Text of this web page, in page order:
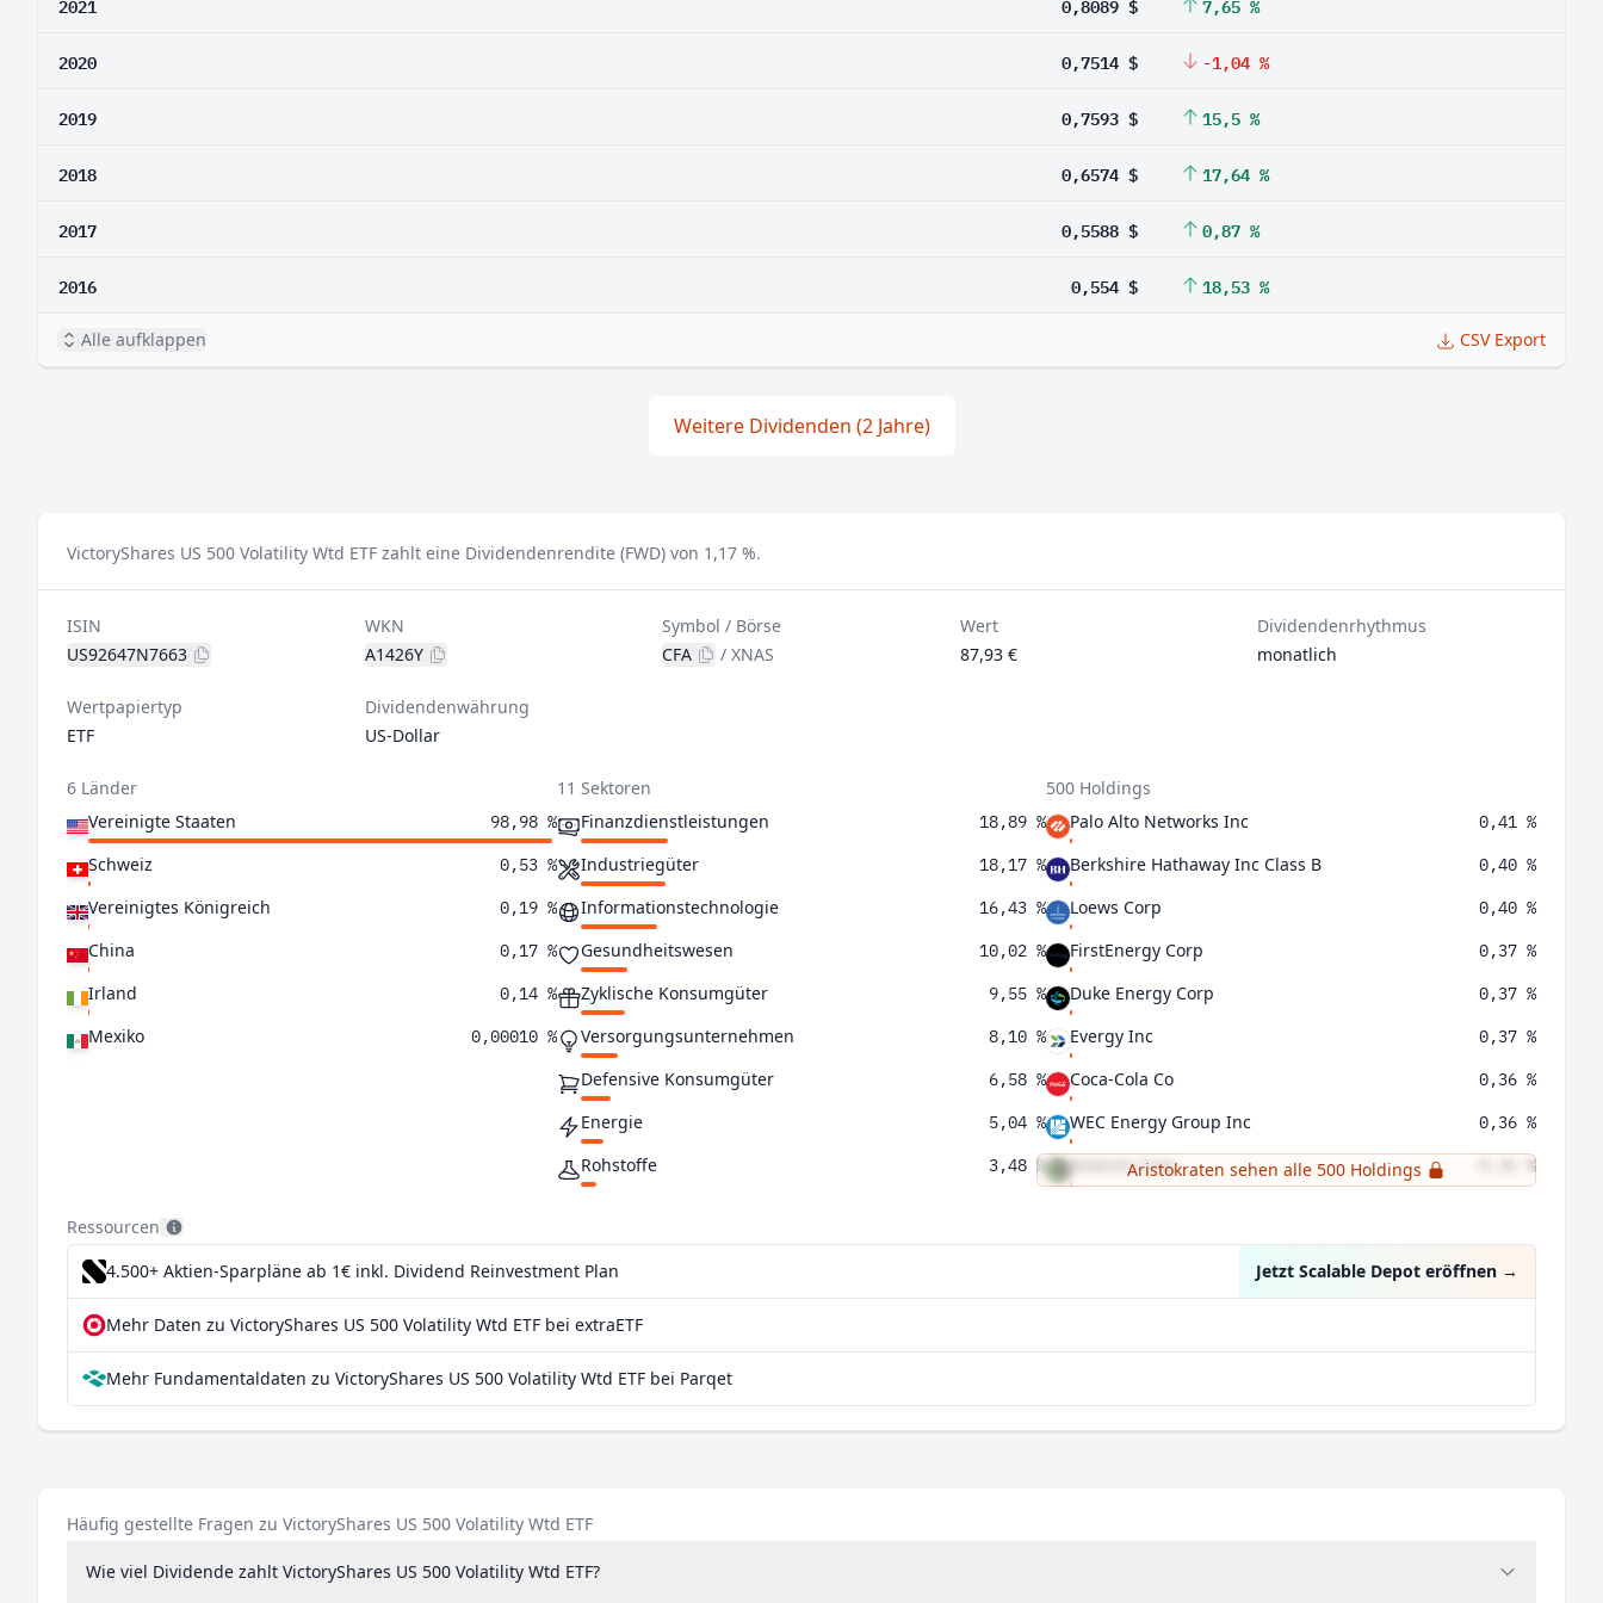
2020 0,7514 $ -1,04 %
2019 0,7593 $ 15,5 %
2018 0,6574 $ 17,64 %
2017 0,5588 $ 0,87 %
2016 0,554 $ 18,53 %
Alle aufklappen CSV Export
Weitere Dividenden (2 Jahre)
VictoryShares US 500 Volatility Wtd ETF zahlt eine Dividendenrendite (FWD) von 1,17 %.
ISIN
US92647N7663
WKN
A1426Y
Symbol / Börse
CFA
/XNAS
Wert
87,93 €
Dividendenrhythmus
monatlich
Wertpapiertyp
ETF
Dividendenwährung
US-Dollar
6 Länder
Vereinigte Staaten
98,98 %
Schweiz 0,53 %
Vereinigtes Königreich 0,19 %
China 0,17 %
Irland 0,14 %
Mexiko 0,00010 %
11 Sektoren
Finanzdienstleistungen
18,89 %
Industriegüter 18,17 %
Informationstechnologie 16,43 %
Gesundheitswesen 10,02 %
Zyklische Konsumgüter 9,55 %
Versorgungsunternehmen 8,10 %
Defensive Konsumgüter 6,58 %
Energie 5,04 %
Rohstoffe 3,48 %
Immobilien 0,45 %
500 Holdings
Palo Alto Networks Inc
0,41 %
Berkshire Hathaway Inc Class B 0,40 %
Loews Corp 0,40 %
FirstEnergy Corp 0,37 %
Duke Energy Corp 0,37 %
Evergy Inc 0,37 %
Coca-Cola Co 0,36 %
WEC Energy Group Inc 0,36 %
Ameren Corp 0,36 %
Aristokraten sehen alle 500 Holdings
Ressourcen
4.500+ Aktien-Sparpläne ab 1€ inkl. Dividend Reinvestment Plan Jetzt Scalable Depot eröffnen →
Mehr Daten zu VictoryShares US 500 Volatility Wtd ETF bei extraETF
Mehr Fundamentaldaten zu VictoryShares US 500 Volatility Wtd ETF bei Parqet
Häufig gestellte Fragen zu VictoryShares US 500 Volatility Wtd ETF
Wie viel Dividende zahlt VictoryShares US 500 Volatility Wtd ETF?